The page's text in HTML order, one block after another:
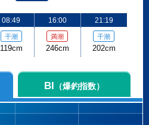
08:49
干潮
119cm
16:00
満潮
246cm
21:19
干潮
202cm
BI （爆釣指数）